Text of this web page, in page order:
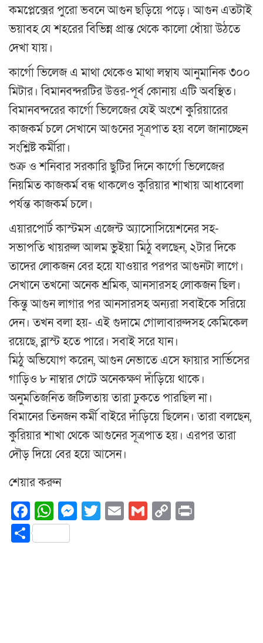
কমপ্লেক্সের পুরো ভবনে আগুন ছড়িয়ে পড়ে। আগুন এতটাই
ভয়াবহ যে শহরের বিভিন্ন প্রান্ত থেকে কালো ধোঁয়া উঠতে
দেখা যায়।
কার্গো ভিলেজ এ মাথা থেকেও মাথা লম্বায আনুমানিক ৩০০
মিটার। বিমানবন্দরটির উত্তর-পূর্ব কোনায় এটি অবস্থিত।
বিমানবন্দরের কার্গো ভিলেজের যেই অংশে কুরিয়ারের
কাজকর্ম চলে সেখানে আগুনের সূত্রপাত হয় বলে জানাচ্ছেন
সংশ্লিষ্ট কর্মীরা।
শুক্র ও শনিবার সরকারি ছুটির দিনে কার্গো ভিলেজের
নিয়মিত কাজকর্ম বন্ধ থাকলেও কুরিয়ার শাখায় আধাবেলা
পর্যন্ত কাজকর্ম চলে।
এয়ারপোর্ট কাস্টমস এজেন্ট অ্যাসোসিয়েশনের সহ-
সভাপতি খায়রুল আলম ভুইয়া মিঠু বলছেন, ২টার দিকে
তাদের লোকজন বের হয়ে যাওয়ার পরপর আগুনটা লাগে।
সেখানে তখনো অনেক শ্রমিক, আনসারসহ লোকজন ছিল।
কিন্তু আগুন লাগার পর আনসারসহ অন্যরা সবাইকে সরিয়ে
দেন। তখন বলা হয়- এই গুদামে গোলাবারুদসহ কেমিকেল
রয়েছে, ব্লাস্ট হতে পারে। সবাই সরে যান।
মিঠু অভিযোগ করেন, আগুন নেভাতে এসে ফায়ার সার্ভিসের
গাড়িও ৮ নাম্বার গেটে অনেকক্ষণ দাঁড়িয়ে থাকে।
অনুমতিজনিত জটিলতায় তারা ঢুকতে পারছিল না।
বিমানের তিনজন কর্মী বাইরে দাঁড়িয়ে ছিলেন। তারা বলছেন,
কুরিয়ার শাখা থেকে আগুনের সূত্রপাত হয়। এরপর তারা
দৌড় দিয়ে বের হয়ে আসেন।
শেয়ার করুন
Facebook
WhatsApp
Messenger
Twitter
EmailGmail
Copy
Share